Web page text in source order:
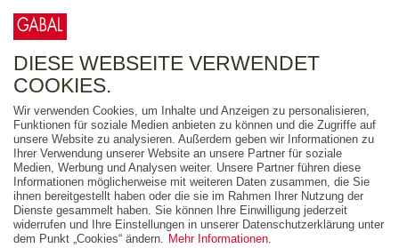
FREITEXT
AUSGABEART
AUS DER REIHE
ZUM THEMA
DIESE WEBSEITE VERWENDET
COOKIES.
Wir verwenden Cookies, um Inhalte und Anzeigen zu personalisieren,
Funktionen für soziale Medien anbieten zu können und die Zugriffe auf
unsere Website zu analysieren. Außerdem geben wir Informationen zu
Ihrer Verwendung unserer Website an unsere Partner für soziale
Medien, Werbung und Analysen weiter. Unsere Partner führen diese
Informationen möglicherweise mit weiteren Daten zusammen, die Sie
ihnen bereitgestellt haben oder die sie im Rahmen Ihrer Nutzung der
Dienste gesammelt haben. Sie können Ihre Einwilligung jederzeit
widerrufen und Ihre Einstellungen in unserer Datenschutzerklärung unter
dem Punkt „Cookies“ ändern. Mehr Informationen.